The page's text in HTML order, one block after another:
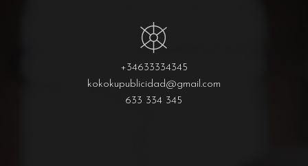
+34633334345
kokokupublicidad@gmail.com
633 334 345